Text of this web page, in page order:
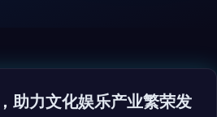
助力文化娱乐产业繁荣发